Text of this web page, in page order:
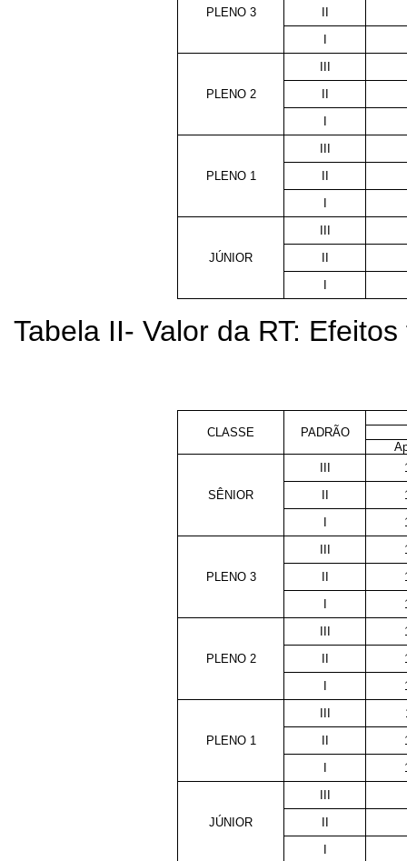
PLENO 3
PLENO 2
PLENO 1
JÚNIOR
Tabela II- Valor da RT:
CLASSE
PADRÃO
SÊNIOR
III
II
I
PLENO 3
III
II
I
PLENO 2
III
II
I
PLENO 1
III
II
I
JÚNIOR
III
II
I